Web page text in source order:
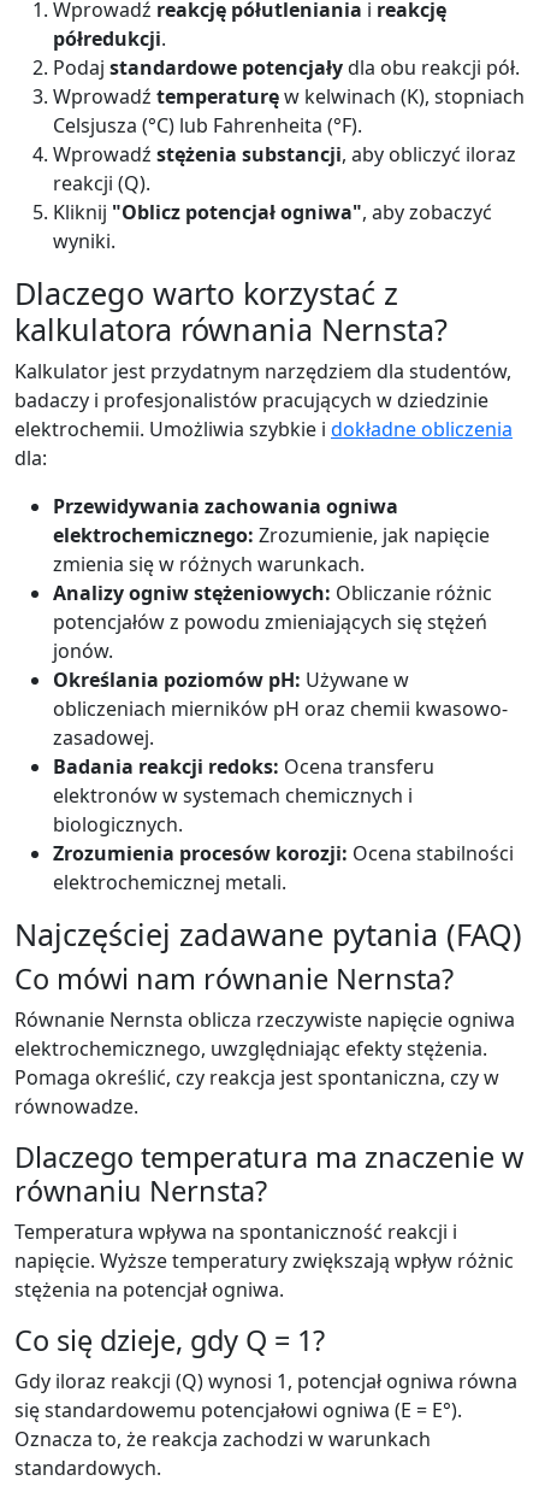
Wprowadź reakcję półutleniania i reakcję
półredukcji.
Podaj standardowe potencjałydla obu reakcji pół.
Wprowadź temperaturęw kelwinach (K), stopniach
Celsjusza (°C) lub Fahrenheita (°F).
Wprowadź stężenia substancji, aby obliczyć iloraz
reakcji (Q).
Kliknij "Oblicz potencjał ogniwa", aby zobaczyć
wyniki.
Dlaczego warto korzystać z
kalkulatora równania Nernsta?
Kalkulator jest przydatnym narzędziem dla studentów,
badaczy i profesjonalistów pracujących w dziedzinie
elektrochemii. Umożliwia szybkie i dokładne obliczenia
dla:
Przewidywania zachowania ogniwa
elektrochemicznego: Zrozumienie, jak napięcie
zmienia się w różnych warunkach.
Analizy ogniw stężeniowych: Obliczanie różnic
potencjałów z powodu zmieniających się stężeń
jonów.
Określania poziomów pH: Używane w
obliczeniach mierników pH oraz chemii kwasowo-
zasadowej.
Badania reakcji redoks: Ocena transferu
elektronów w systemach chemicznych i
biologicznych.
Zrozumienia procesów korozji: Ocena stabilności
elektrochemicznej metali.
Najczęściej zadawane pytania (FAQ)
Co mówi nam równanie Nernsta?
Równanie Nernsta oblicza rzeczywiste napięcie ogniwa
elektrochemicznego, uwzględniając efekty stężenia.
Pomaga określić, czy reakcja jest spontaniczna, czy w
równowadze.
Dlaczego temperatura ma znaczenie w
równaniu Nernsta?
Temperatura wpływa na spontaniczność reakcji i
napięcie. Wyższe temperatury zwiększają wpływ różnic
stężenia na potencjał ogniwa.
Co się dzieje, gdy Q = 1?
Gdy iloraz reakcji (Q) wynosi 1, potencjał ogniwa równa
się standardowemu potencjałowi ogniwa (E = E°).
Oznacza to, że reakcja zachodzi w warunkach
standardowych.